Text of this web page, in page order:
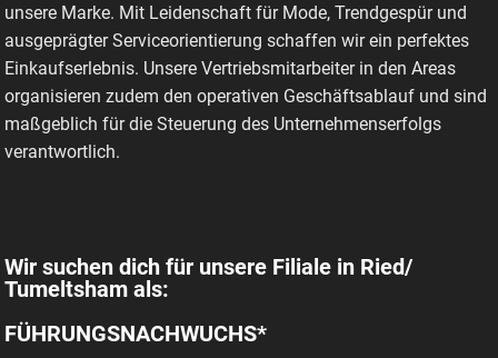
unsere Marke. Mit Leidenschaft für Mode, Trendgespür und
ausgeprägter Serviceorientierung schaffen wir ein perfektes
Einkaufserlebnis. Unsere Vertriebsmitarbeiter in den Areas
organisieren zudem den operativen Geschäftsablauf und sind
maßgeblich für die Steuerung des Unternehmenserfolgs
verantwortlich.
Wir suchen dich für unsere Filiale in Ried/
Tumeltsham als:
FÜHRUNGSNACHWUCHS*